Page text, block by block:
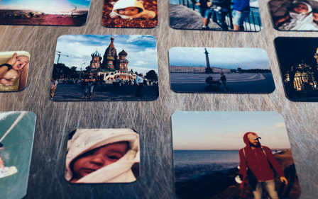
Ваш регион доставки
Выберите из списка: